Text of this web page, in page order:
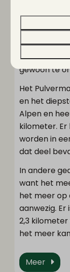
komt dan
met zijn
Geniet van
meer,
gewoon te
Het
en het
Alpen en
kilometer.
worden in
dat deel
In andere
want het
het meer op
aanwezig.
2,3
het meer
Meer